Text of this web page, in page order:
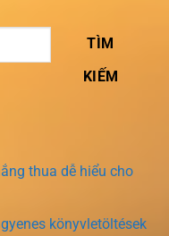
TÌM
KIẾM
thua dễ hiểu cho
könyvletöltések